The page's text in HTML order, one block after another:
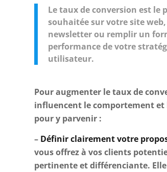
Le taux de conversion est
souhaitée sur votre site
newsletter ou remplir un
performance de votre
utilisateur.
Pour augmenter le taux de
influencent le comportement et
pour y parvenir :
– Définir clairement votre
vous offrez à vos clients
pertinente et différenciante.